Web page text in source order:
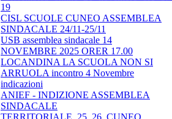
19
CISL SCUOLE CUNEO ASSEMBLEA
SINDACALE 24/11-25/11
USB assemblea sindacale 14
NOVEMBRE 2025 ORER 17.00
LOCANDINA LA SCUOLA NON SI
ARRUOLA incontro 4 Novembre
indicazioni
ANIEF - INDIZIONE ASSEMBLEA
SINDACALE